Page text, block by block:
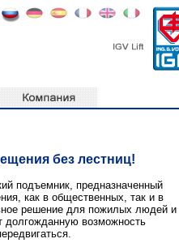
без лестниц!
подъемник, предназначенный
как в общественных, так и в
решение для пожилых людей и
долгожданную возможность